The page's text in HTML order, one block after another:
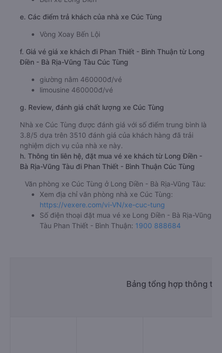
e. Các điểm trả khách của nhà xe Cúc Tùng
Vòng Xoay Bến Lội
f. Giá vé giá xe khách đi Phan Thiết - Bình Thuận từ Long
Điền - Bà Rịa-Vũng Tàu Cúc Tùng
giường nằm 460000đ/vé
limousine 460000đ/vé
g. Review, đánh giá chất lượng xe Cúc Tùng
Nhà xe Cúc Tùng được đánh giá với số điểm trung bình là
3.8/5 dựa trên 3510 đánh giá của khách hàng đã trải
nghiệm dịch vụ của nhà xe này.
h. Thông tin liên hệ, đặt mua vé xe khách từ Long Điền -
Bà Rịa-Vũng Tàu đi Phan Thiết - Bình Thuận Cúc Tùng
Văn phòng xe Cúc Tùng ở Long Điền - Bà Rịa-Vũng Tàu:
Xem địa chỉ văn phòng nhà xe Cúc Tùng:
https://vexere.com/vi-VN/xe-cuc-tung
Số điện thoại đặt mua vé xe Long Điền - Bà Rịa-Vũng
Tàu Phan Thiết - Bình Thuận: 1900 888684
Bảng tổng hợp thông